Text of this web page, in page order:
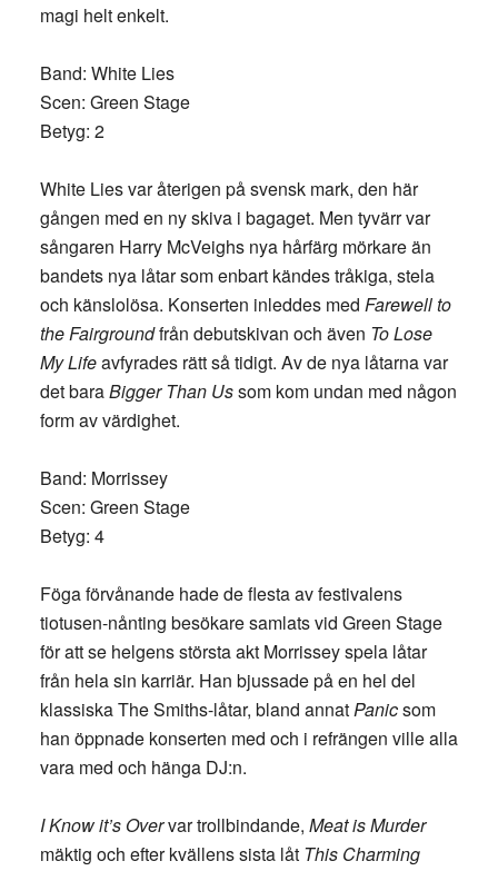
magi helt enkelt.
Band: White Lies
Scen: Green Stage
Betyg: 2
White Lies var återigen på svensk mark, den här
gången med en ny skiva i bagaget. Men tyvärr var
sångaren Harry McVeighs nya hårfärg mörkare än
bandets nya låtar som enbart kändes tråkiga, stela
och känslolösa. Konserten inleddes med Farewell to
the Fairgroundfrån debutskivan och även To Lose
My Lifeavfyrades rätt så tidigt. Av de nya låtarna var
det baraBigger Than Ussom kom undan med någon
form av värdighet.
Band: Morrissey
Scen: Green Stage
Betyg: 4
Föga förvånande hade de flesta av festivalens
tiotusen-nånting besökare samlats vid Green Stage
för att se helgens största akt Morrissey spela låtar
från hela sin karriär. Han bjussade på en hel del
klassiska The Smiths-låtar, bland annatPanicsom
han öppnade konserten med och i refrängen ville alla
vara med och hänga DJ:n.
I Know it’s Overvar trollbindande, Meat is Murder
mäktig och efter kvällens sista låt This Charming